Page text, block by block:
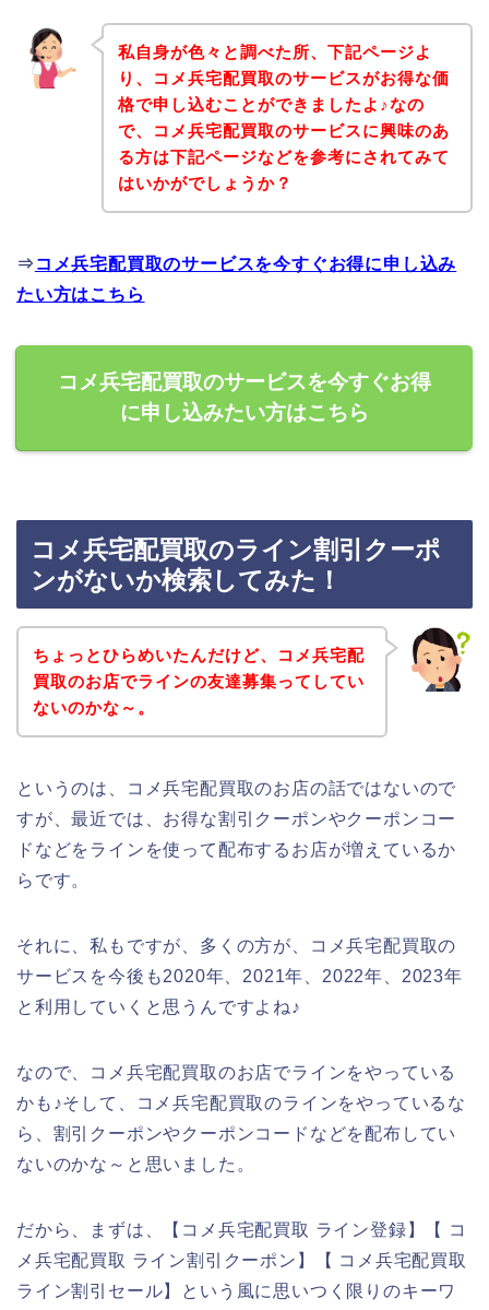
私自身が色々と調べた所、下記ページよ
り、コメ兵宅配買取のサービスがお得な価
格で申し込むことができましたよ♪なの
で、コメ兵宅配買取のサービスに興味のあ
る方は下記ページなどを参考にされてみて
はいかがでしょうか？
⇒ コメ兵宅配買取のサービスを今すぐお得に申し込み
たい方はこちら
コメ兵宅配買取のサービスを今すぐお得
に申し込みたい方はこちら
コメ兵宅配買取のライン割引クーポ
ンがないか検索してみた！
ちょっとひらめいたんだけど、コメ兵宅配
買取のお店でラインの友達募集ってしてい
ないのかな～。
というのは、コメ兵宅配買取のお店の話ではないので
すが、最近では、お得な割引クーポンやクーポンコー
ドなどをラインを使って配布するお店が増えているか
らです。
それに、私もですが、多くの方が、コメ兵宅配買取の
サービスを今後も2020年、2021年、2022年、2023年
と利用していくと思うんですよね♪
なので、コメ兵宅配買取のお店でラインをやっている
かも♪そして、コメ兵宅配買取のラインをやっているな
ら、割引クーポンやクーポンコードなどを配布してい
ないのかな～と思いました。
だから、まずは、【コメ兵宅配買取 ライン登録】【 コ
メ兵宅配買取 ライン割引クーポン】【 コメ兵宅配買取
ライン割引セール】という風に思いつく限りのキーワ